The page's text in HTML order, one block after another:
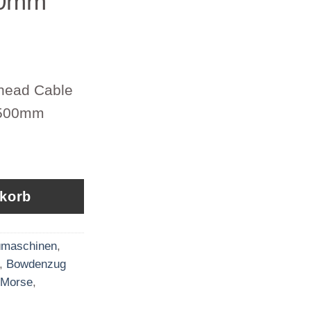
Cable
Cable Assembly Artikel 291105-01500mm
,
, Bowdenzug
,